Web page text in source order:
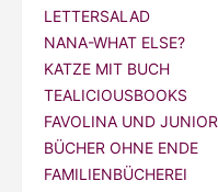
LETTERSALAD
NANA-WHAT ELSE?
KATZE MIT BUCH
TEALICIOUSBOOKS
FAVOLINA UND JUNIOR
BÜCHER OHNE ENDE
FAMILIENBÜCHEREI